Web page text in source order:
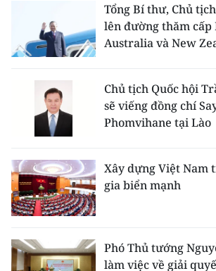
Tổng Bí thư, Chủ
lên đường thăm
Australia và New
Chủ tịch Quốc hội
sẽ viếng đồng chí
Phomvihane tại Lào
Xây dựng Việt Nam
gia biển mạnh
Phó Thủ tướng
làm việc về giải